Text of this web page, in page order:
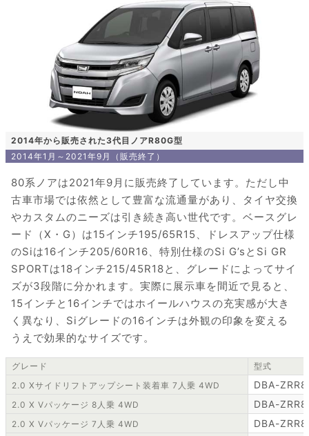
2014年から販売された3代目ノアR80G型
2014年1月～2021年9月（販売終了）
80系ノアは2021年9月に販売終了しています。ただし中
古車市場では依然として豊富な流通量があり、タイヤ交換
やカスタムのニーズは引き続き高い世代です。ベースグレ
ード（X・G）は15インチ195/65R15、ドレスアップ仕様
のSiは16インチ205/60R16、特別仕様のSi G’sとSi GR
SPORTは18インチ215/45R18と、グレードによってサイ
ズが3段階に分かれます。実際に展示車を間近で見ると、
15インチと16インチではホイールハウスの充実感が大き
く異なり、Siグレードの16インチは外観の印象を変える
うえで効果的なサイズです。
グレード
型式
2.0 Xサイドリフトアップシート装着車 7人乗 4WD
DBA-
2.0 X Vパッケージ 8人乗 4WD DBA-
2.0 X Vパッケージ 7人乗 4WD DBA-